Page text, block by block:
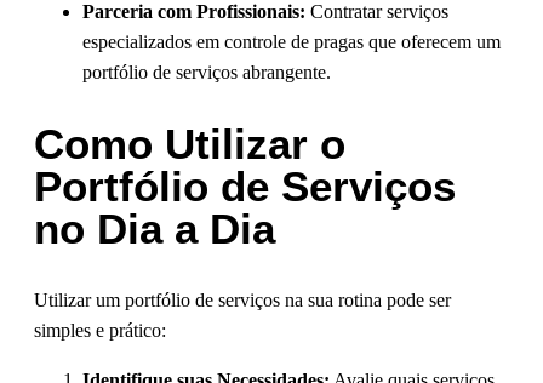
Parceria com Profissionais: Contratar serviços
especializados em controle de pragas que oferecem um
portfólio de serviços abrangente.
Como Utilizar o
Portfólio de Serviços
no Dia a Dia
Utilizar um portfólio de serviços na sua rotina pode ser
simples e prático: